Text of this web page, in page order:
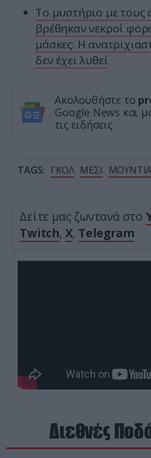
Το μυστήριο με τους
βρέθηκαν νεκροί
μάσκες: Η
δεν έχει λυθεί
Ακολουθήστε το
Google News και
τις ειδήσεις
TAGS: ΓΚΟΛ ΜΕΣΙ
Δείτε μας ζωντανά στο
Twitch, X, Telegram
Διεθνές